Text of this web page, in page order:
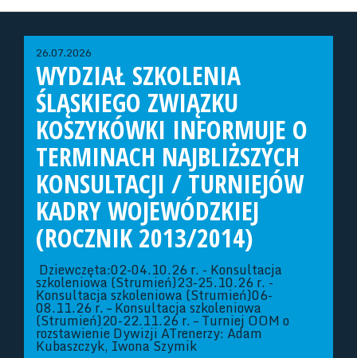
26.07.2026
WYDZIAŁ SZKOLENIA
ŚLĄSKIEGO ZWIĄZKU
KOSZYKÓWKI INFORMUJE O
TERMINACH NAJBLIŻSZYCH
KONSULTACJI / TURNIEJÓW
KADRY WOJEWÓDZKIEJ
(ROCZNIK 2013/2014)
Dziewczęta:02-04.10.26 r. - Konsultacja
szkoleniowa (Strumień)23-25.10.26 r. -
Konsultacja szkoleniowa (Strumień)06-
08.11.26 r. – Konsultacja szkoleniowa
(Strumień)20-22.11.26 r. – Turniej OOM o
rozstawienie Dywizji ATrenerzy: Adam
Kubaszczyk, Iwona Szymik